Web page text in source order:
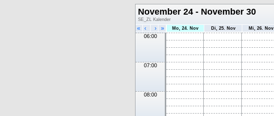
November 24 - November 30
SE_ZL Kalender
« ‹ › » Mo, 24. Nov Di, 25. Nov Mi, 26. Nov
06:00
07:00
08:00